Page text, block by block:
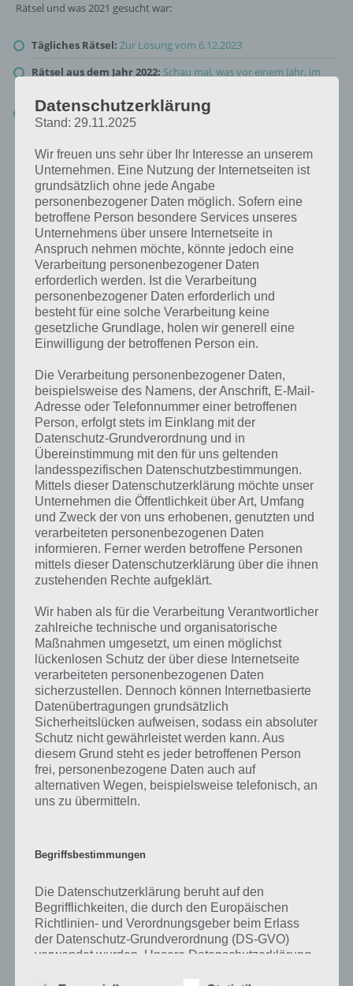
Rätsel und was 2021 gesucht war:
Tägliches Rätsel: Zur Lösung vom 6.12.2023
Rätsel aus dem Jahr 2022: Schau mal, was vor einem Jahr, im
Zur Übersicht:4 Bilder 1 Wort Lösungen zu So gemütlich im
Dezember 2023!
Kurze Begriffserklärung zur Lösung Haus
Haus ist die Lösung für das tägliche Bonus Rätsel am 6.12.2023 in 4
gibt es dazu zu wissen? Passt das Wort auch zu So gemütlich? Zu
bestimmten Lösungen präsentieren wir daher auch immer eine
kurze Begriffserklärung!
Zu Haus haben wir zunächst keine weiteren Informationen parat!
Auf WhatsApp teilen Teilen auf Facebook
Tweet auf Twitter
Datenschutzerklärung
Stand: 29.11.2025
Wir freuen uns sehr über Ihr Interesse an unserem
Unternehmen. Eine Nutzung der Internetseiten ist
grundsätzlich ohne jede Angabe
personenbezogener Daten möglich. Sofern eine
betroffene Person besondere Services unseres
Unternehmens über unsere Internetseite in
Anspruch nehmen möchte, könnte jedoch eine
Verarbeitung personenbezogener Daten
erforderlich werden. Ist die Verarbeitung
personenbezogener Daten erforderlich und
besteht für eine solche Verarbeitung keine
gesetzliche Grundlage, holen wir generell eine
Einwilligung der betroffenen Person ein.
Die Verarbeitung personenbezogener Daten,
beispielsweise des Namens, der Anschrift, E-Mail-
Adresse oder Telefonnummer einer betroffenen
Person, erfolgt stets im Einklang mit der
Datenschutz-Grundverordnung und in
Übereinstimmung mit den für uns geltenden
landesspezifischen Datenschutzbestimmungen.
Mittels dieser Datenschutzerklärung möchte unser
Unternehmen die Öffentlichkeit über Art, Umfang
und Zweck der von uns erhobenen, genutzten und
verarbeiteten personenbezogenen Daten
informieren. Ferner werden betroffene Personen
mittels dieser Datenschutzerklärung über die ihnen
zustehenden Rechte aufgeklärt.
Wir haben als für die Verarbeitung Verantwortlicher
zahlreiche technische und organisatorische
Maßnahmen umgesetzt, um einen möglichst
lückenlosen Schutz der über diese Internetseite
verarbeiteten personenbezogenen Daten
sicherzustellen. Dennoch können Internetbasierte
Datenübertragungen grundsätzlich
Sicherheitslücken aufweisen, sodass ein absoluter
Schutz nicht gewährleistet werden kann. Aus
diesem Grund steht es jeder betroffenen Person
frei, personenbezogene Daten auch auf
alternativen Wegen, beispielsweise telefonisch, an
uns zu übermitteln.
Begriffsbestimmungen
Die Datenschutzerklärung beruht auf den
Begrifflichkeiten, die durch den Europäischen
Richtlinien- und Verordnungsgeber beim Erlass
der Datenschutz-Grundverordnung (DS-GVO)
verwendet wurden. Unsere Datenschutzerklärung